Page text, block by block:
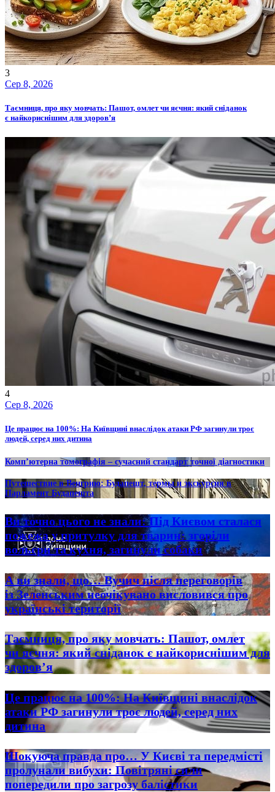
3
Сер 8, 2026
Таємниця, про яку мовчать: Пашот, омлет чи яєчня: який сніданок
є найкориснішим для здоров’я
4
Сер 8, 2026
Це працює на 100%: На Київщині внаслідок атаки РФ загинули троє
людей, серед них дитина
Комп’ютерна томографія – сучасний стандарт точної діагностики
Путешествие в Венгрию: Будапешт, термы и экскурсия в
Парламент Будапешта
Ви точно цього не знали: Під Києвом сталася
пожежа у притулку для тварин: згоріли
вольєри та кухня, загинули собаки
А ви знали, що… Вучич після переговорів
із Зеленським неочікувано висловився про
українські території
Таємниця, про яку мовчать: Пашот, омлет
чи яєчня: який сніданок є найкориснішим для
здоров’я
Це працює на 100%: На Київщині внаслідок
атаки РФ загинули троє людей, серед них
дитина
Шокуюча правда про… У Києві та передмісті
пролунали вибухи: Повітряні сили
попередили про загрозу балістики